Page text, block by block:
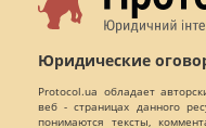
Юридические
Protocol.ua обладает
веб - страницах данного
понимаются тексты,